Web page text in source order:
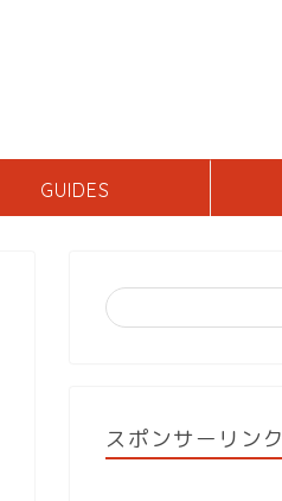
GUIDES
スポンサーリンク